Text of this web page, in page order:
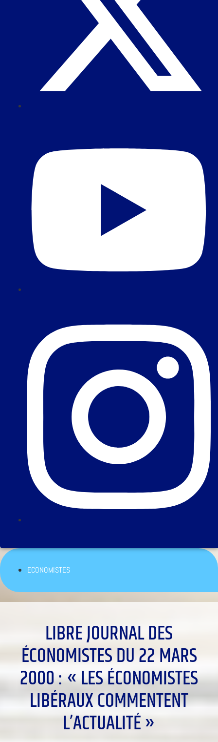
ECONOMISTES
LIBRE JOURNAL DES
ÉCONOMISTES DU 22 MARS
2000 : « LES ÉCONOMISTES
LIBÉRAUX COMMENTENT
L’ACTUALITÉ »